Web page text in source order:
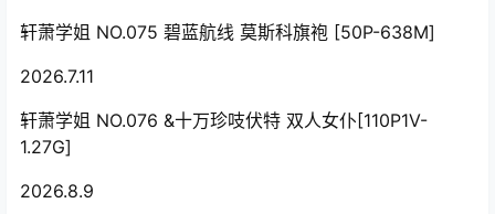
轩萧学姐 NO.075 碧蓝航线 莫斯科旗袍 [50P-638M]
2026.7.11
轩萧学姐 NO.076 &十万珍吱伏特 双人女仆[110P1V-
1.27G]
2026.8.9